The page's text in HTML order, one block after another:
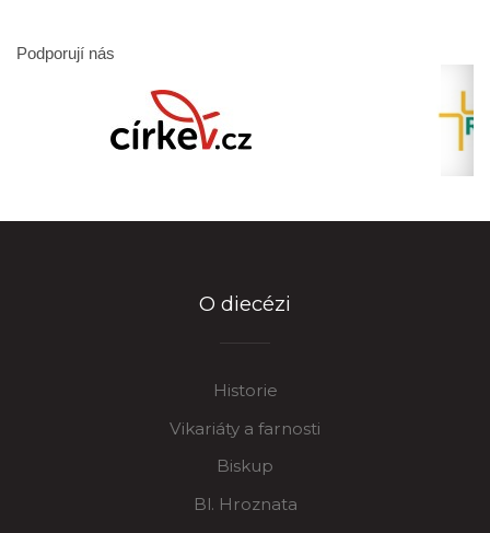
Podporují nás
O diecézi
Historie
Vikariáty a farnosti
Biskup
Bl. Hroznata